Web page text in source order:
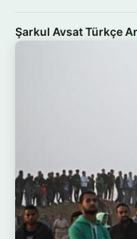
Şarkul Avsat Türkçe